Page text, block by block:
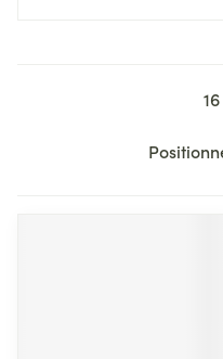
16
Trier par: